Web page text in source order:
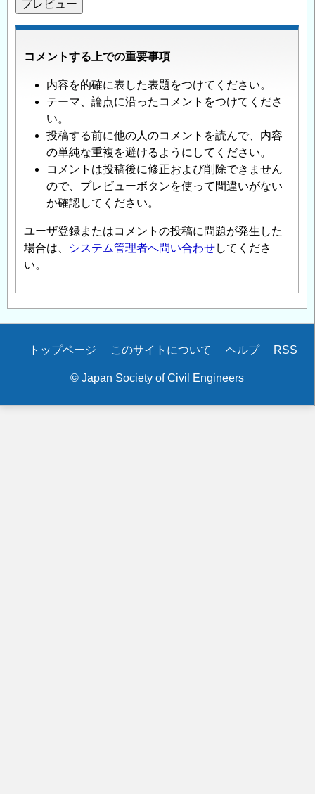
コメントする上での重要事項
内容を的確に表した表題をつけてください。
テーマ、論点に沿ったコメントをつけてくださ
い。
投稿する前に他の人のコメントを読んで、内容
の単純な重複を避けるようにしてください。
コメントは投稿後に修正および削除できません
ので、プレビューボタンを使って間違いがない
か確認してください。
ユーザ登録またはコメントの投稿に問題が発生した
場合は、
システム管理者へ問い合わせしてくださ
い。
Secondary
トップページ このサイトについて ヘルプ RSS
© Japan Society of Civil Engineers